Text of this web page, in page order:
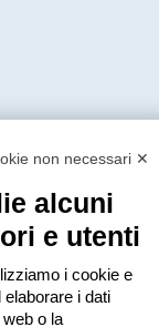
non necessari ✕
alcuni
e utenti
i cookie e
i dati
o la